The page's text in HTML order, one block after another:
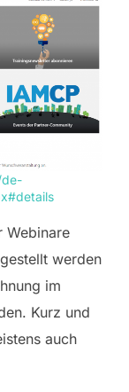
Webinare
werden
im
Kurz und
auch